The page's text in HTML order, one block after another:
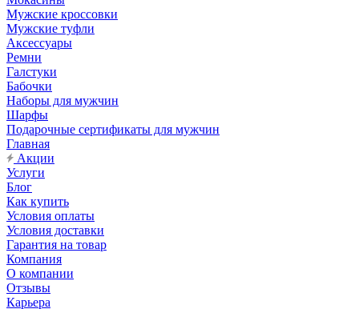
Мужские кроссовки
Мужские туфли
Аксессуары
Ремни
Галстуки
Бабочки
Наборы для мужчин
Шарфы
Подарочные сертификаты для мужчин
Главная
Акции
Услуги
Блог
Как купить
Условия оплаты
Условия доставки
Гарантия на товар
Компания
О компании
Отзывы
Карьера